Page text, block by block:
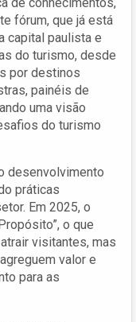
fórum, que já está
capital paulista e
do turismo, desde
por destinos
painéis de
uma visão
do turismo
desenvolvimento
práticas
Em 2025, o
o que
visitantes, mas
valor e
para as